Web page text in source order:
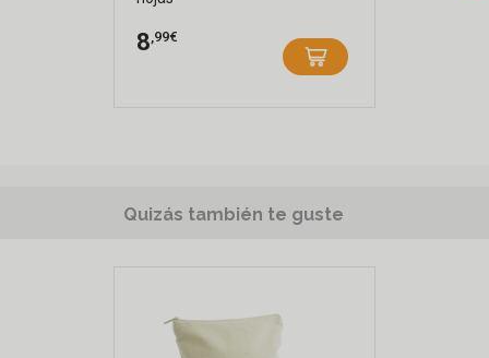
8,99€
Quizás también te guste